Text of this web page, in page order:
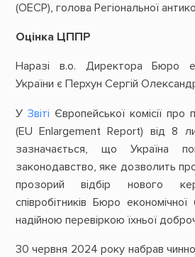
(ОЕСР), голова Регіональної
Оцінка ЦППР
Наразі в.о. Директора Бюро
України є Перхун Сергій
У Звіті Європейської комісії про
(EU Enlargement Report) від 8
зазначається, що Україна
законодавство, яке дозволить
прозорий відбір нового
співробітників Бюро
надійною перевіркою їхньої
30 червня 2024 року набрав